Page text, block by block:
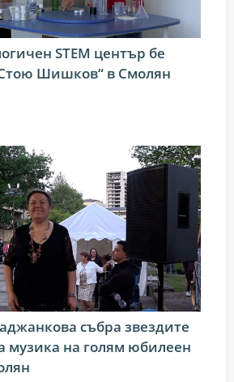
STEM център бе
Шишков“ в Смолян
събра звездите
музика на голям юбилеен